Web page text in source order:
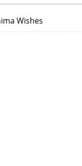
Wishes